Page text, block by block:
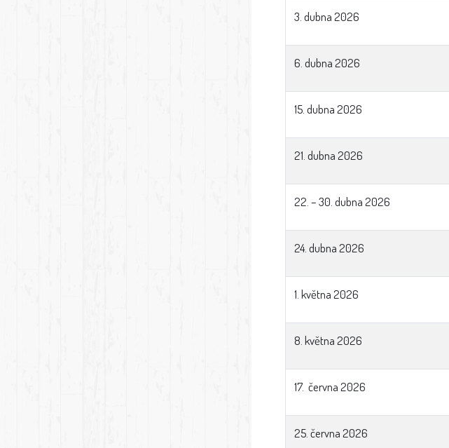
3. dubna 2026
6. dubna 2026
15. dubna 2026
21. dubna 2026
22. – 30. dubna 2026
24. dubna 2026
1. května 2026
8. května 2026
17. června 2026
25. června 2026